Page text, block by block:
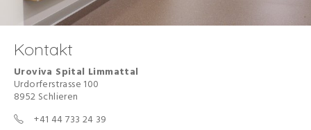
Kontakt
Uroviva Spital Limmattal
Urdorferstrasse 100
8952 Schlieren
+41 44 733 24 39